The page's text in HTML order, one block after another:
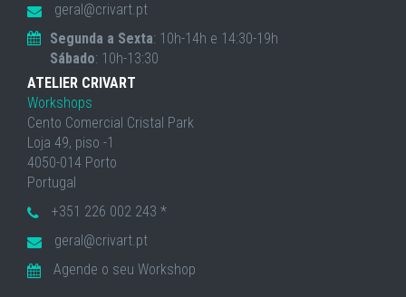
geral@crivart.pt
Segunda a Sexta: 10h-14h e 14:30-19h
Sábado: 10h-13:30
ATELIER CRIVART
Workshops
Cento Comercial Cristal Park
Loja 49, piso -1
4050-014 Porto
Portugal
+351 226 002 243 *
geral@crivart.pt
Agende o seu Workshop